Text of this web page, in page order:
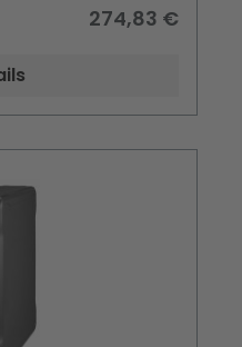
274,83 €